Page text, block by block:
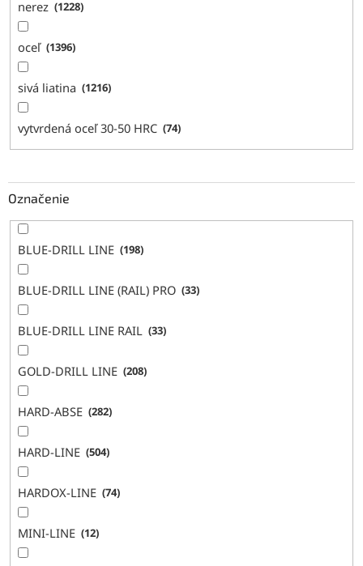
nerez 1228
oceľ 1396
sivá liatina 1216
vytvrdená oceľ 30-50 HRC 74
Označenie
BLUE-DRILL LINE 198
BLUE-DRILL LINE (RAIL) PRO 33
BLUE-DRILL LINE RAIL 33
GOLD-DRILL LINE 208
HARD-ABSE 282
HARD-LINE 504
HARDOX-LINE 74
MINI-LINE 12